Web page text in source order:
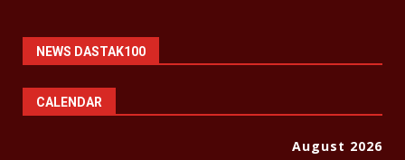
NEWS DASTAK100
CALENDAR
August 2026